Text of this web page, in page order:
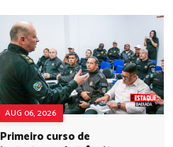
AUG 06, 2026
Primeiro curso de